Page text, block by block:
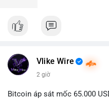
Vlike Wire
2 giờ
Bitcoin áp sát mốc 65.000